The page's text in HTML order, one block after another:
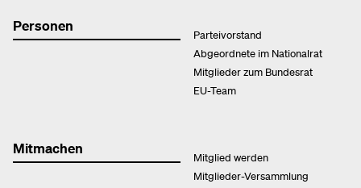
Personen
Parteivorstand
Abgeordnete im Nationalrat
Mitglieder zum Bundesrat
EU-Team
Mitmachen
Mitglied werden
Mitglieder-Versammlung